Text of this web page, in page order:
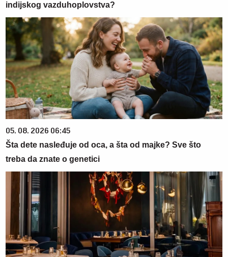
indijskog vazduhoplovstva?
05. 08. 2026 06:45
Šta dete nasleđuje od oca, a šta od majke? Sve što
treba da znate o genetici